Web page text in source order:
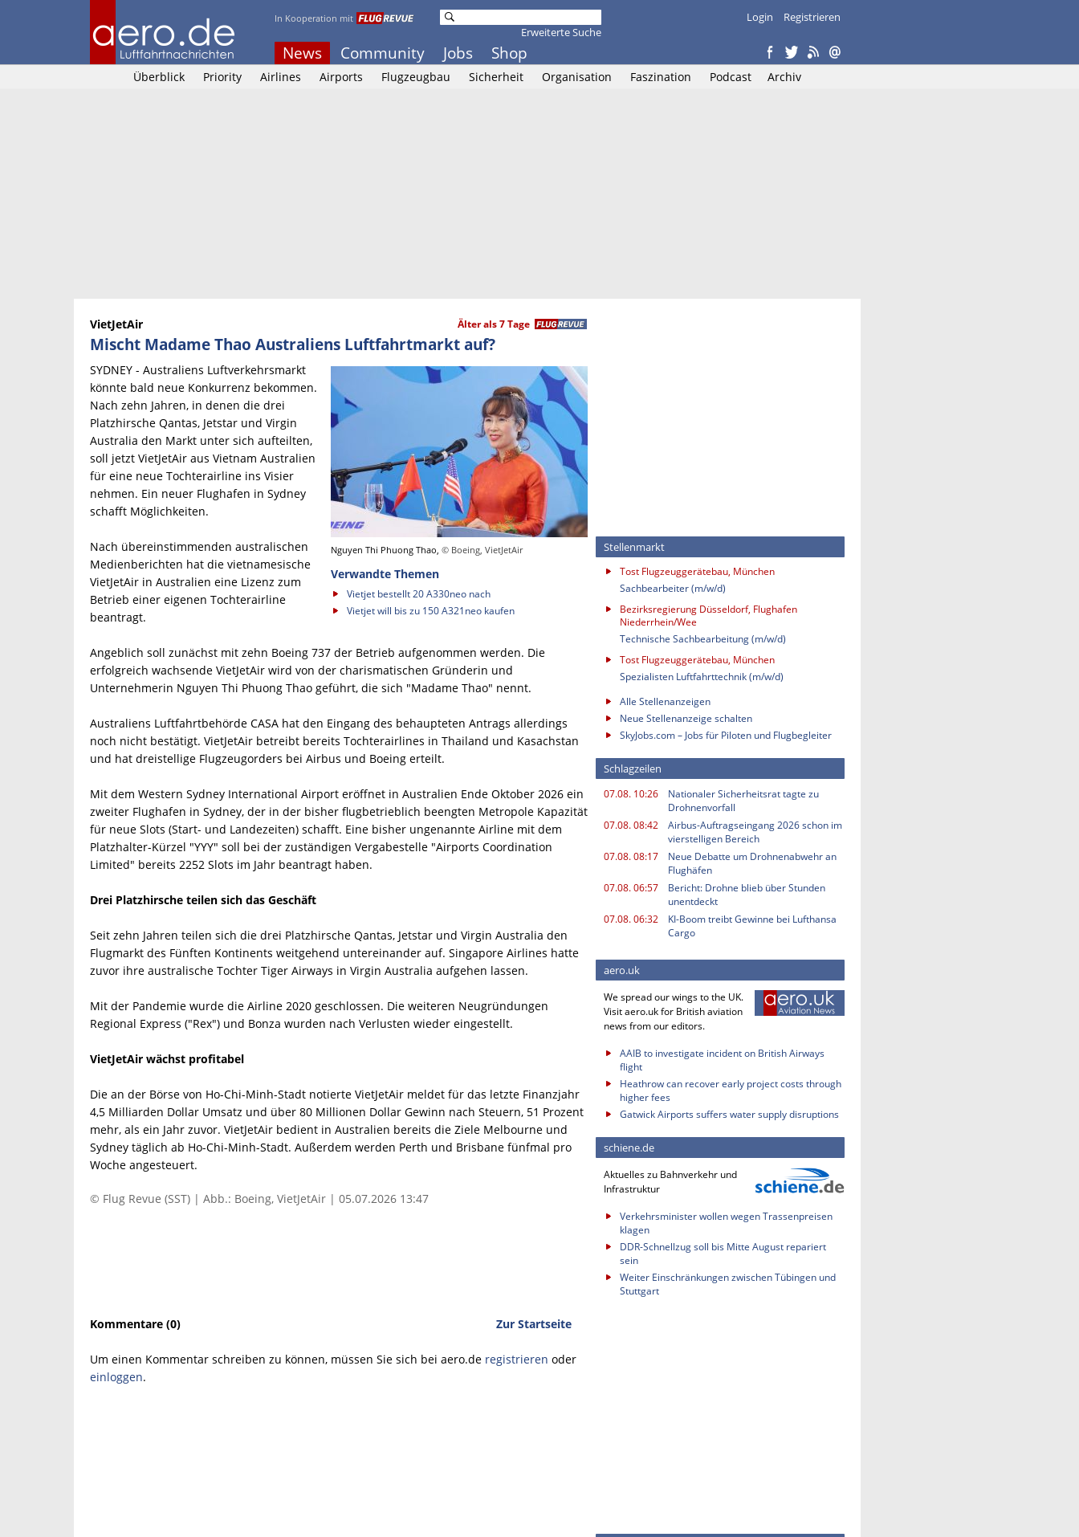
In Kooperation mit
News Community Jobs Shop
Erweiterte Suche
Login Registrieren
Überblick Priority Airlines Airports Flugzeugbau Sicherheit Organisation Faszination Podcast Archiv
VietJetAir Älter als 7 Tage
Mischt Madame Thao Australiens Luftfahrtmarkt auf?
Nguyen Thi Phuong Thao, © Boeing, VietJetAir
Verwandte Themen
Vietjet bestellt 20 A330neo nach
Vietjet will bis zu 150 A321neo kaufen
SYDNEY - Australiens Luftverkehrsmarkt
könnte bald neue Konkurrenz bekommen.
Nach zehn Jahren, in denen die drei
Platzhirsche Qantas, Jetstar und Virgin
Australia den Markt unter sich aufteilten,
soll jetzt VietJetAir aus Vietnam Australien
für eine neue Tochterairline ins Visier
nehmen. Ein neuer Flughafen in Sydney
schafft Möglichkeiten.
Nach übereinstimmenden australischen
Medienberichten hat die vietnamesische
VietJetAir in Australien eine Lizenz zum
Betrieb einer eigenen Tochterairline
beantragt.
Angeblich soll zunächst mit zehn Boeing 737 der Betrieb aufgenommen werden. Die
erfolgreich wachsende VietJetAir wird von der charismatischen Gründerin und
Unternehmerin Nguyen Thi Phuong Thao geführt, die sich "Madame Thao" nennt.
Australiens Luftfahrtbehörde CASA hat den Eingang des behaupteten Antrags allerdings
noch nicht bestätigt. VietJetAir betreibt bereits Tochterairlines in Thailand und Kasachstan
und hat dreistellige Flugzeugorders bei Airbus und Boeing erteilt.
Mit dem Western Sydney International Airport eröffnet in Australien Ende Oktober 2026 ein
zweiter Flughafen in Sydney, der in der bisher flugbetrieblich beengten Metropole Kapazität
für neue Slots (Start- und Landezeiten) schafft. Eine bisher ungenannte Airline mit dem
Platzhalter-Kürzel "YYY" soll bei der zuständigen Vergabestelle "Airports Coordination
Limited" bereits 2252 Slots im Jahr beantragt haben.
Drei Platzhirsche teilen sich das Geschäft
Seit zehn Jahren teilen sich die drei Platzhirsche Qantas, Jetstar und Virgin Australia den
Flugmarkt des Fünften Kontinents weitgehend untereinander auf. Singapore Airlines hatte
zuvor ihre australische Tochter Tiger Airways in Virgin Australia aufgehen lassen.
Mit der Pandemie wurde die Airline 2020 geschlossen. Die weiteren Neugründungen
Regional Express ("Rex") und Bonza wurden nach Verlusten wieder eingestellt.
VietJetAir wächst profitabel
Die an der Börse von Ho-Chi-Minh-Stadt notierte VietJetAir meldet für das letzte Finanzjahr
4,5 Milliarden Dollar Umsatz und über 80 Millionen Dollar Gewinn nach Steuern, 51 Prozent
mehr, als ein Jahr zuvor. VietJetAir bedient in Australien bereits die Ziele Melbourne und
Sydney täglich ab Ho-Chi-Minh-Stadt. Außerdem werden Perth und Brisbane fünfmal pro
Woche angesteuert.
© Flug Revue (SST) | Abb.: Boeing, VietJetAir | 05.07.2026 13:47
Kommentare (0) Zur Startseite
Um einen Kommentar schreiben zu können, müssen Sie sich bei aero.de registrieren oder
einloggen.
Stellenmarkt
Tost Flugzeuggerätebau, München
Sachbearbeiter (m/w/d)
Bezirksregierung Düsseldorf, Flughafen
Niederrhein/Wee
Technische Sachbearbeitung (m/w/d)
Tost Flugzeuggerätebau, München
Spezialisten Luftfahrttechnik (m/w/d)
Alle Stellenanzeigen
Neue Stellenanzeige schalten
SkyJobs.com – Jobs für Piloten und Flugbegleiter
Schlagzeilen
07.08. 10:26
Nationaler Sicherheitsrat tagte zu
Drohnenvorfall
07.08. 08:42
Airbus-Auftragseingang 2026 schon im
vierstelligen Bereich
07.08. 08:17
Neue Debatte um Drohnenabwehr an
Flughäfen
07.08. 06:57
Bericht: Drohne blieb über Stunden
unentdeckt
07.08. 06:32
KI-Boom treibt Gewinne bei Lufthansa
Cargo
aero.uk
We spread our wings to the UK.
Visit aero.uk for British aviation
news from our editors.
AAIB to investigate incident on British Airways
flight
Heathrow can recover early project costs through
higher fees
Gatwick Airports suffers water supply disruptions
schiene.de
Aktuelles zu Bahnverkehr und
Infrastruktur
Verkehrsminister wollen wegen Trassenpreisen
klagen
DDR-Schnellzug soll bis Mitte August repariert
sein
Weiter Einschränkungen zwischen Tübingen und
Stuttgart